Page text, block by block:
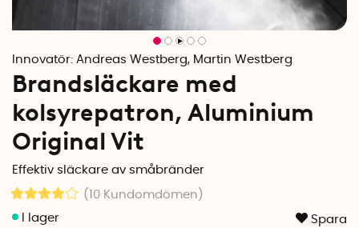
Innovatör: Andreas Westberg, Martin Westberg
Brandsläckare med
kolsyrepatron, Aluminium
Original Vit
Effektiv släckare av småbränder
(10 Kundomdömen )
Spara